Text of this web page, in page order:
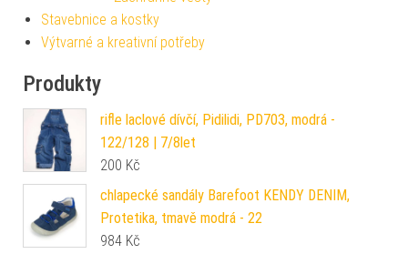
Stavebnice a kostky
Výtvarné a kreativní potřeby
Produkty
rifle laclové dívčí, Pidilidi, PD703, modrá -
122/128 | 7/8let
200 Kč
chlapecké sandály Barefoot KENDY DENIM,
Protetika, tmavě modrá - 22
984 Kč